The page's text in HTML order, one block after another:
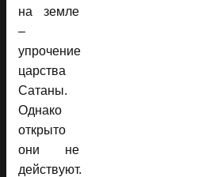
на земле
–
упрочение
царства
Сатаны.
Однако
открыто
они не
действуют.